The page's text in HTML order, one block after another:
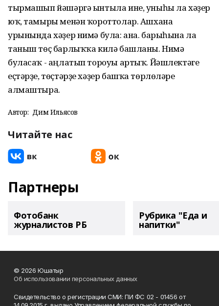
тырмашып йәшәргә ынтыла ине, уныһы ла хәҙер
юҡ, тамыры менән ҡороттолар. Ашхана
урынында хәҙер нимә була: ана. барыһына ла
таныш төҫ барлыҡҡа килә башланы. Нимә
буласаҡ - аңлатып тороуы артыҡ. Йәшлектәге
еҫтәрҙе, төҫтәрҙе хәҙер башҡа төрлөләре
алмаштыра.
Автор: Дим Ильясов
Читайте нас
Партнеры
Фотобанк
журналистов РБ
Рубрика "Еда и
напитки"
© 2026 Юшатыр
Об использовании персональных данных
Свидетельство о регистрации СМИ: ПИ ФС 02 - 01456 от